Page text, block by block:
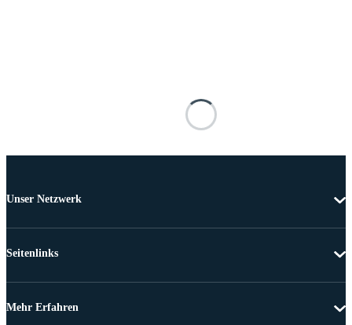
Unser Netzwerk
Seitenlinks
Mehr Erfahren